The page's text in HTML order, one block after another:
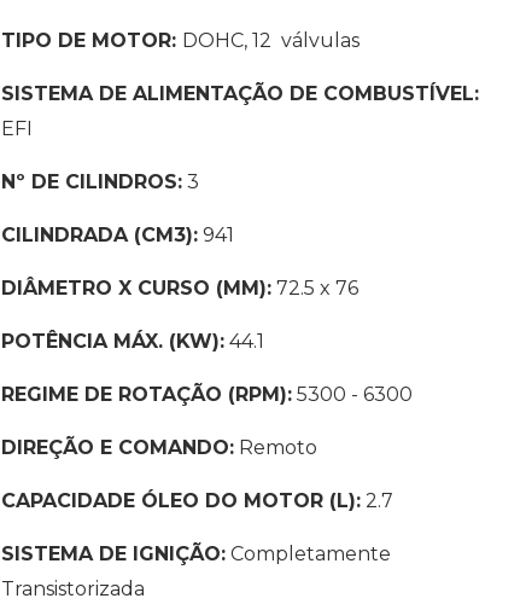
TIPO DE MOTOR: DOHC, 12 válvulas
SISTEMA DE ALIMENTAÇÃO DE COMBUSTÍVEL:
EFI
Nº DE CILINDROS: 3
CILINDRADA (CM3): 941
DIÂMETRO X CURSO (MM): 72.5 x 76
POTÊNCIA MÁX. (KW): 44.1
REGIME DE ROTAÇÃO (RPM): 5300 - 6300
DIREÇÃO E COMANDO: Remoto
CAPACIDADE ÓLEO DO MOTOR (L): 2.7
SISTEMA DE IGNIÇÃO: Completamente
Transistorizada